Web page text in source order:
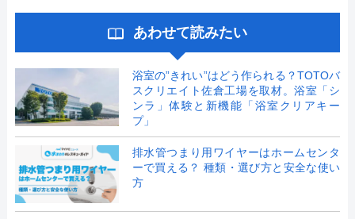
あわせて読みたい
浴室の”きれい”はどう作られる？TOTOバ
スクリエイト佐倉工場を取材。浴室「シ
ンラ」体験と新機能「浴室クリアキー
プ」
排水管つまり用ワイヤーはホームセンタ
ーで買える？ 種類・選び方と安全な使い
方